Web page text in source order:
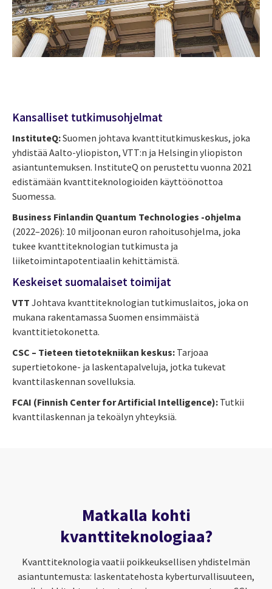
Kansalliset tutkimusohjelmat
InstituteQ:Suomen johtava kvanttitutkimuskeskus, joka
yhdistää Aalto-yliopiston, VTT:n ja Helsingin yliopiston
asiantuntemuksen. InstituteQ on perustettu vuonna 2021
edistämään kvanttiteknologioiden käyttöönottoa
Suomessa.
Business Finlandin Quantum Technologies -ohjelma
(2022–2026): 10 miljoonan euron rahoitusohjelma, joka
tukee kvanttiteknologian tutkimusta ja
liiketoimintapotentiaalin kehittämistä.
Keskeiset suomalaiset toimijat
VTT Johtava kvanttiteknologian tutkimuslaitos, joka on
mukana rakentamassa Suomen ensimmäistä
kvanttitietokonetta.
CSC – Tieteen tietotekniikan keskus: Tarjoaa
supertietokone- ja laskentapalveluja, jotka tukevat
kvanttilaskennan sovelluksia.
FCAI (Finnish Center for Artificial Intelligence): Tutkii
kvanttilaskennan ja tekoälyn yhteyksiä.
Matkalla kohti
kvanttiteknologiaa?
Kvanttiteknologia vaatii poikkeuksellisen yhdistelmän
asiantuntemusta: laskentatehosta kyberturvallisuuteen,